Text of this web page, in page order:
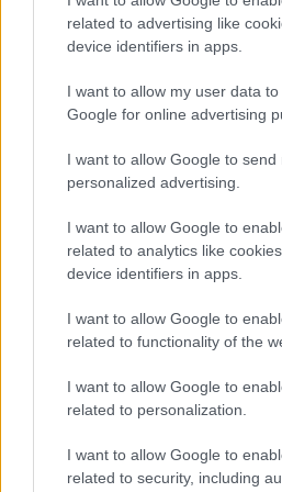
related to advertising like
device identifiers in apps.
I want to allow my user data
Google for online advertising
I want to allow Google to send
personalized advertising.
I want to allow Google to
related to analytics like
device identifiers in apps.
I want to allow Google to
related to functionality of the
I want to allow Google to
related to personalization.
I want to allow Google to
related to security, including
Qui la difformità cessa di
100 e la lode non sono
dischiudono l’Albo
esoneri dalle tasse
studio, la Carta del Merito
valutato con severità paga
munificenza altrui.Lo
Nord, fermato a un 98
una commissione prodiga
precedenze. E quei benefici
attingono a fondi
vantaggio immeritato di uno
negato di un altro. La
totem, viene capovolta nel